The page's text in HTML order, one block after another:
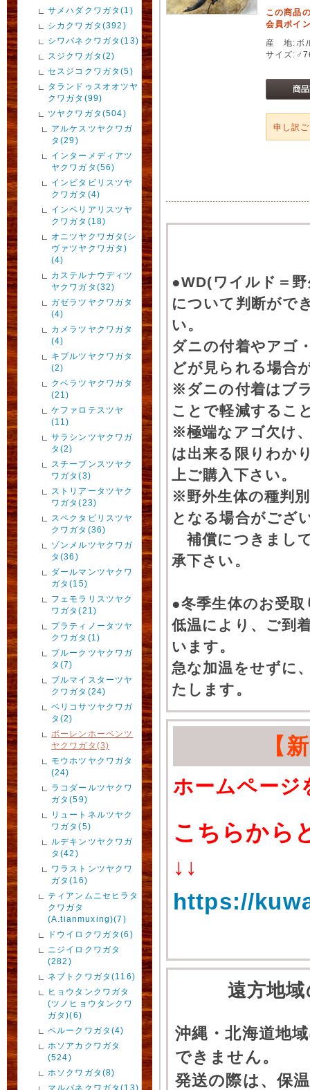
サメハダクワガタ(1)
シカクワガタ(392)
シワバネクワガタ(13)
スジクワガタ(2)
セスジコクワガタ(5)
タランドゥスオオツヤ
クワガタ(99)
ツヤクワガタ(504)
アルケスツヤクワガ
タ(29)
インターメディアツ
ヤクワガタ(56)
インビタビリスツヤ
クワガタ(4)
インペリアリスツヤ
クワガタ(18)
オニツヤクワガタ(シ
ヴァツヤクワガタ)
(4)
カステルナウディツ
ヤクワガタ(32)
ガゼラツヤクワガタ
(4)
カメラツヤクワガタ
(4)
キプルツヤクワガタ
(2)
クベラツヤクワガタ
(21)
ケファロテスツヤ
(11)
サラシンツヤクワガ
タ(2)
スチーブンスツヤク
ワガタ(3)
ストリアータツヤク
ワガタ(23)
スペクタビリスツヤ
クワガタ(36)
ゾンメルツヤクワガ
タ(36)
ダールマンツヤクワ
ガタ(15)
フェモラリスツヤク
ワガタ(21)
プラティノータツヤ
クワガタ(1)
ブルークツヤクワガ
タ(7)
ブルマイスターツヤ
クワガタ(24)
ベリコサツヤクワガ
タ(2)
ボーレンホーベンツ
ヤクワガタ(3)
モウホツヤクワガタ
(24)
ラコダールツヤクワ
ガタ(59)
リュートネルツヤク
ワガタ(5)
ルデキンツヤクワガ
タ(42)
ワラストンツヤクワ
ガタ(16)
ティアンムニセヒラタ
クワガタ
(A.tianmuxing)(7)
ドウイロクワガタ(6)
ニジイロクワガタ
(282)
ネブトクワガタ(116)
ヒョウタンクワガタ
(ツノヒョウタンクワ
ガタ)(6)
ペルークワガタ(4)
ホソアカクワガタ
(524)
ホソクワガタ(8)
マルバネクワガタ(13)
この商品
会員ポイ
産 地:ボ
サイズ
申し訳
●WD(ワイルド＝
について判断がで
い。
ダニの付着やアゴ
どが見られる場合
※ダニの付着はブ
ことで軽減するこ
※極端なアゴ欠け
は出来る限りわか
上ご購入下さい。
※野外生体の種判
となる場合がござ
補償につきまし
承下さい。
●冬季生体のお受
低温により、ご到
います。
急な加温をせずに
たします。
【
ホームページ
こちらから
↓↓
https://
遠方地
沖縄・北海道地
できません。
発送の際は、保